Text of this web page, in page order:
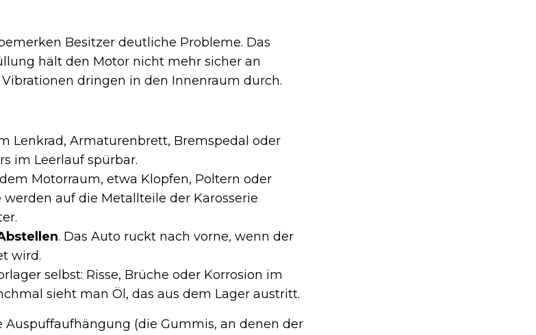
Besitzer deutliche Probleme. Das
hält den Motor nicht mehr sicher an
dringen in den Innenraum durch.
Lenkrad, Armaturenbrett, Bremspedal oder
im Leerlauf spürbar.
Motorraum, etwa Klopfen, Poltern oder
werden auf die Metallteile der Karosserie
. Das Auto ruckt nach vorne, wenn der
wird.
selbst: Risse, Brüche oder Korrosion im
sieht man Öl, das aus dem Lager austritt.
(die Gummis, an denen der